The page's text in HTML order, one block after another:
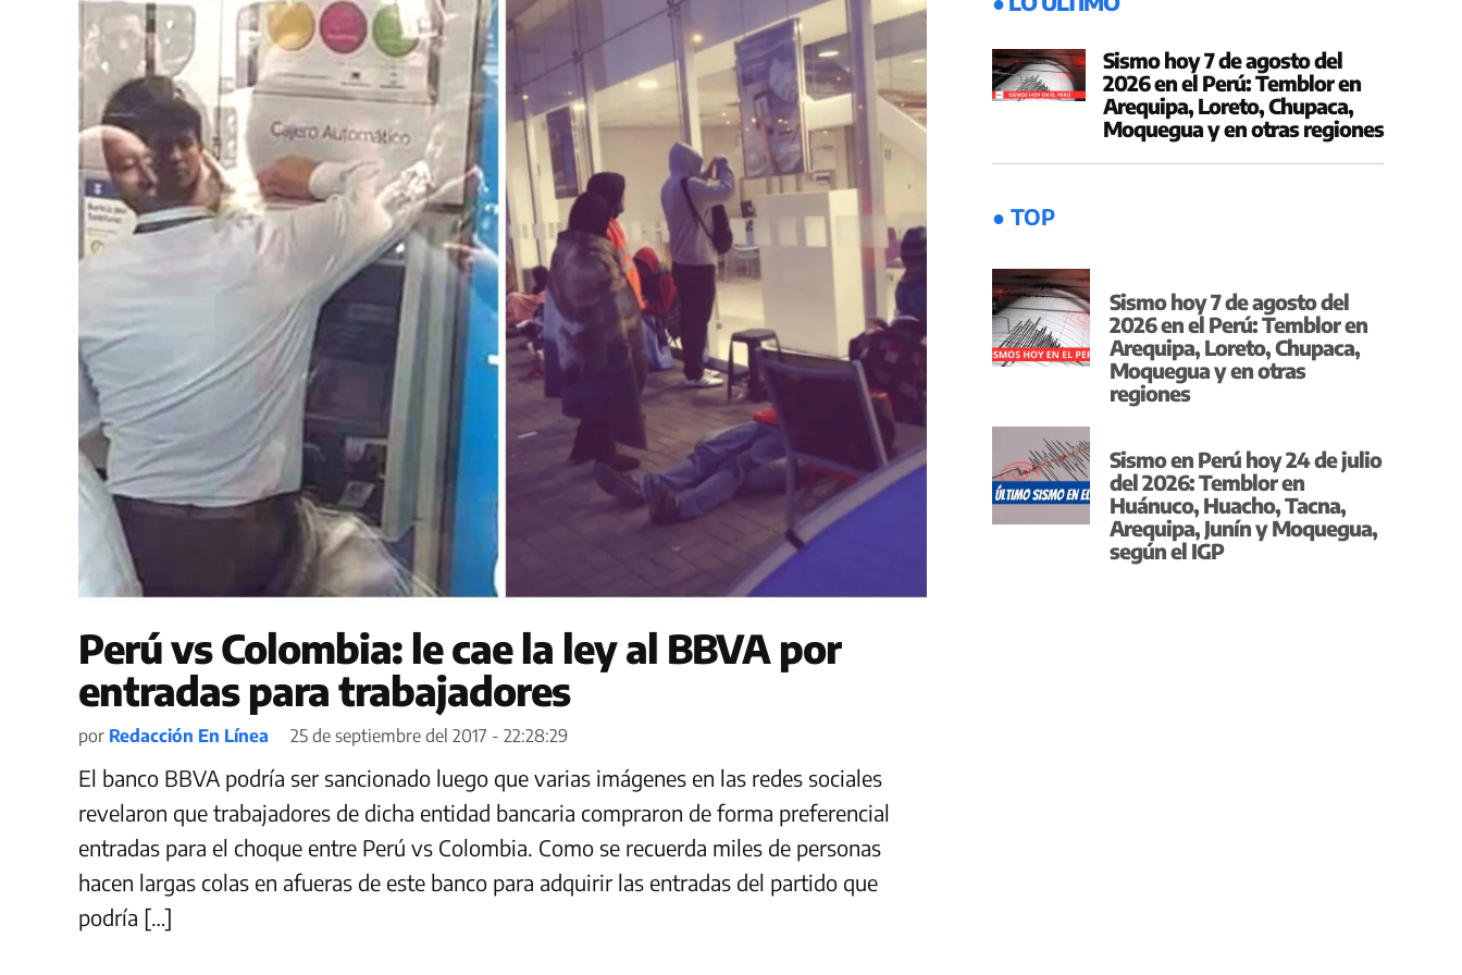
Perú vs Colombia: le cae la ley al BBVA por
entradas para trabajadores
por Redacción En Línea 25 de septiembre del 2017 - 22:28:29
El banco BBVA podría ser sancionado luego que varias imágenes en las redes sociales
revelaron que trabajadores de dicha entidad bancaria compraron de forma preferencial
entradas para el choque entre Perú vs Colombia. Como se recuerda miles de personas
hacen largas colas en afueras de este banco para adquirir las entradas del partido que
podría […]
Sismo hoy 7 de agosto del
2026 en el Perú: Temblor en
Arequipa, Loreto, Chupaca,
Moquegua y en otras regiones
● TOP
Sismo hoy 7 de agosto del
2026 en el Perú: Temblor en
Arequipa, Loreto, Chupaca,
Moquegua y en otras
regiones
Sismo en Perú hoy 24 de julio
del 2026: Temblor en
Huánuco, Huacho, Tacna,
Arequipa, Junín y Moquegua,
según el IGP